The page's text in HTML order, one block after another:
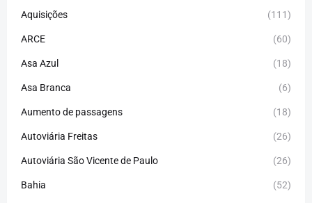
Aquisições (111)
ARCE (60)
Asa Azul (18)
Asa Branca (6)
Aumento de passagens (18)
Autoviária Freitas (26)
Autoviária São Vicente de Paulo (26)
Bahia (52)